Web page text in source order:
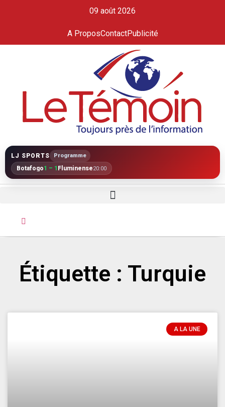
09 août 2026
A ProposContactPublicité
LJ SPORTS Programme
Botafogo1 – 1 Fluminense20:00
Étiquette : Turquie
A LA UNE